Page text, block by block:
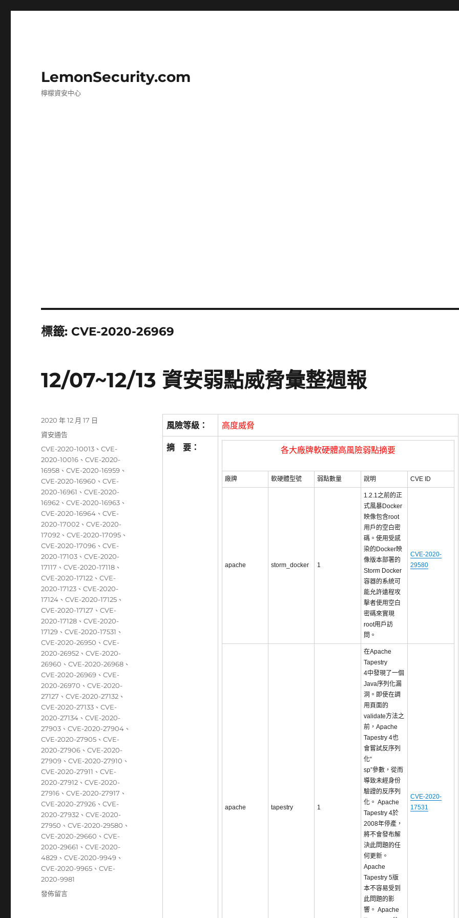
LemonSecurity.com
檸檬資安中心
標籤: CVE-2020-26969
12/07~12/13 資安弱點威脅彙整週報
風險等級： 高度威脅
摘 要： 各大廠牌軟硬體高風險弱點摘要
廠牌 軟硬體型號 弱點數量 說明 CVE ID
apache storm_docker 1
1.2.1之前的正
式風暴Docker
映像包含root
用戶的空白密
碼。使用受感
染的Docker映
像版本部署的
Storm Docker
容器的系統可
能允許遠程攻
擊者使用空白
密碼來實現
root用戶訪
問。
CVE-2020-
29580
apache tapestry 1
在Apache
Tapestry
4中發現了一個
Java序列化漏
洞。即使在調
用頁面的
validate方法之
前，Apache
Tapestry 4也
會嘗試反序列
化“
sp”參數，從而
導致未經身份
驗證的反序列
化。 Apache
Tapestry 4於
2008年停產，
將不會發布解
決此問題的任
何更新。
Apache
Tapestry 5版
本不容易受到
此問題的影
響。 Apache
CVE-2020-
17531
發
佈
期:
2020 年 12 月 17 日
分
資安通告
標
籤
CVE-2020-10013 、CVE-
2020-10016 、CVE-2020-
16958 、CVE-2020-16959 、
CVE-2020-16960 、CVE-
2020-16961 、CVE-2020-
16962 、CVE-2020-16963 、
CVE-2020-16964 、CVE-
2020-17002 、CVE-2020-
17092 、CVE-2020-17095 、
CVE-2020-17096 、CVE-
2020-17103 、CVE-2020-
17117 、CVE-2020-17118 、
CVE-2020-17122 、CVE-
2020-17123 、CVE-2020-
17124 、CVE-2020-17125 、
CVE-2020-17127 、CVE-
2020-17128 、CVE-2020-
17129 、CVE-2020-17531 、
CVE-2020-26950 、CVE-
2020-26952 、CVE-2020-
26960 、CVE-2020-26968 、
CVE-2020-26969 、CVE-
2020-26970 、CVE-2020-
27127 、CVE-2020-27132 、
CVE-2020-27133 、CVE-
2020-27134 、CVE-2020-
27903 、CVE-2020-27904 、
CVE-2020-27905 、CVE-
2020-27906 、CVE-2020-
27909 、CVE-2020-27910 、
CVE-2020-27911 、CVE-
2020-27912 、CVE-2020-
27916 、CVE-2020-27917 、
CVE-2020-27926 、CVE-
2020-27932 、CVE-2020-
27950 、CVE-2020-29580 、
CVE-2020-29660 、CVE-
2020-29661 、CVE-2020-
4829 、CVE-2020-9949 、
CVE-2020-9965 、CVE-
2020-9981
在
發佈留言